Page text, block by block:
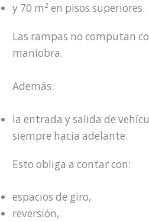
y 70 m² en pisos superiores.
Las rampas no computan
maniobra.
Además:
la entrada y salida de
siempre hacia adelante.
Esto obliga a contar con:
espacios de giro,
reversión,